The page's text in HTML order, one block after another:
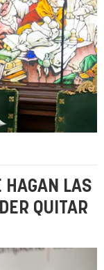
HAGAN LAS
QUITAR